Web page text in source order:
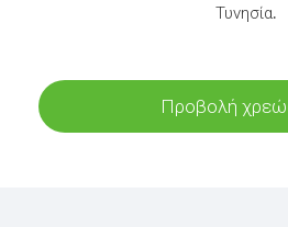
Τυνησία.
Προβολή